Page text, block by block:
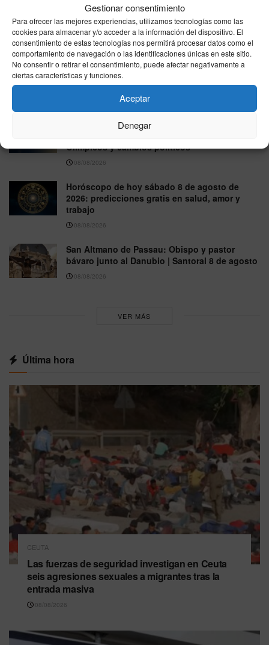
Gestionar consentimiento
Para ofrecer las mejores experiencias, utilizamos tecnologías como las
cookies para almacenar y/o acceder a la información del dispositivo. El
consentimiento de estas tecnologías nos permitirá procesar datos como el
comportamiento de navegación o las identificaciones únicas en este sitio.
No consentir o retirar el consentimiento, puede afectar negativamente a
ciertas características y funciones.
Aceptar
Denegar
Trucos de cocina para principiantes: guía
práctica para cocinar con confianza
08/08/2026
Que ver esta noche en la tele, sábado, 8 de
agosto de 2026: la guía imprescindible por
cadenas para no perderte nada
Un día como hoy, 8 de agosto: memoria
Olímpicos y cambios políticos
08/08/2026
Horóscopo de hoy sábado 8 de agosto de
2026: predicciones gratis en salud, amor y
trabajo
08/08/2026
San Altmano de Passau: Obispo y pastor
bávaro junto al Danubio | Santoral 8 de agosto
08/08/2026
VER MÁS
Última hora
CEUTA
Las fuerzas de seguridad investigan en Ceuta
seis agresiones sexuales a migrantes tras la
entrada masiva
08/08/2026